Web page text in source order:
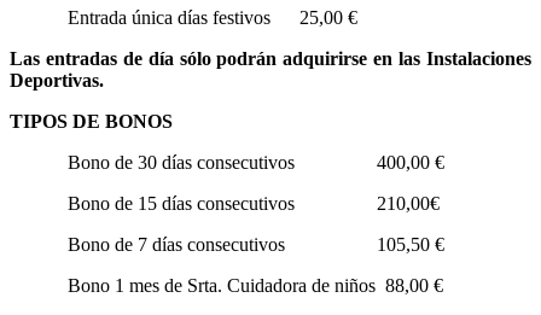
Entrada única días festivos 25,00 €
Las entradas de día sólo podrán adquirirse en las Instalaciones
Deportivas.
TIPOS DE BONOS
Bono de 30 días consecutivos 400,00 €
Bono de 15 días consecutivos 210,00€
Bono de 7 días consecutivos 105,50 €
Bono 1 mes de Srta. Cuidadora de niños 88,00 €